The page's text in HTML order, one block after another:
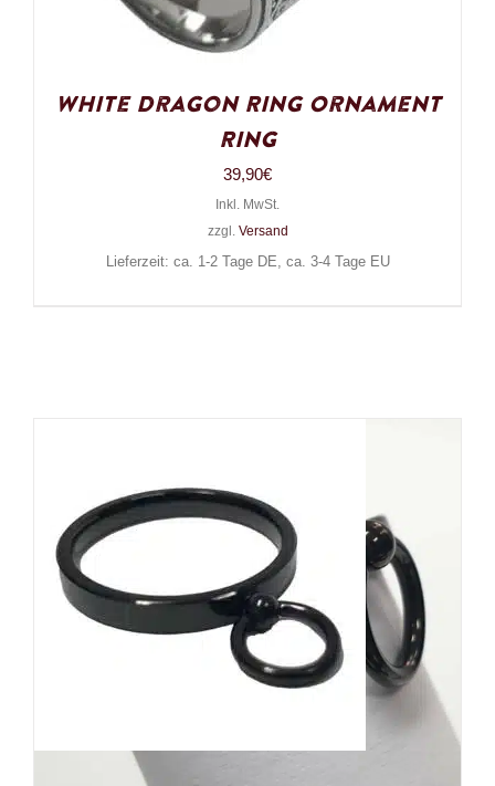
White Dragon Ring Ornament
Ring
39,90€
Inkl. MwSt.
zzgl. Versand
Lieferzeit: ca. 1-2 Tage DE, ca. 3-4 Tage EU
White Dragon Ring Extra Slim